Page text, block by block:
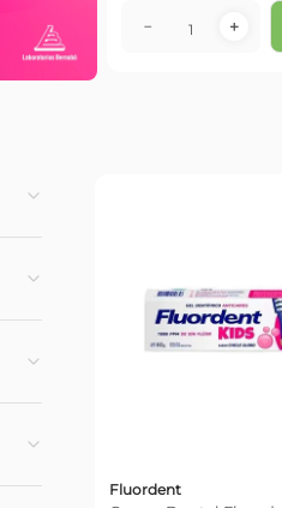
＋
－
3)
Fluordent